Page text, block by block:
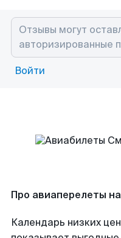
Войти
Про авиаперелеты
Календарь низких